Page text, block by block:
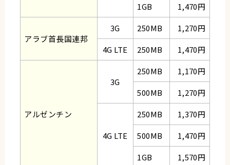
1GB
1,470円
アラブ首長国連邦
3G 250MB
1,270円
4G LTE
250MB 1,470円
アルゼンチン
3G
250MB
1,170円
500MB
1,270円
4G LTE
250MB
1,370円
500MB
1,470円
1GB
1,570円